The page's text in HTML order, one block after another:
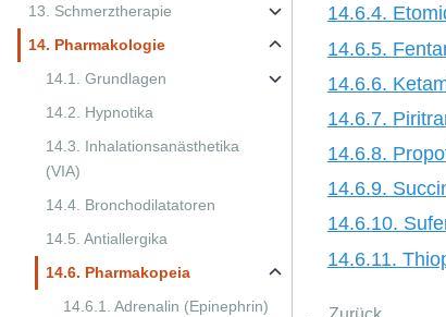
13. Schmerztherapie
14. Pharmakologie
14.1. Grundlagen
14.2. Hypnotika
14.3. Inhalationsanästhetika
(VIA)
14.4. Bronchodilatatoren
14.5. Antiallergika
14.6. Pharmakopeia
14.6.1. Adrenalin (Epinephrin)
14.6.4.
14.6.5.
14.6.6.
14.6.7.
14.6.8.
14.6.9.
14.6.10.
14.6.11.